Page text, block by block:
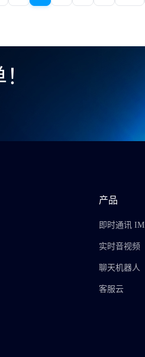
产品
即时通讯 IM
实时音视频
聊天机器人
客服云